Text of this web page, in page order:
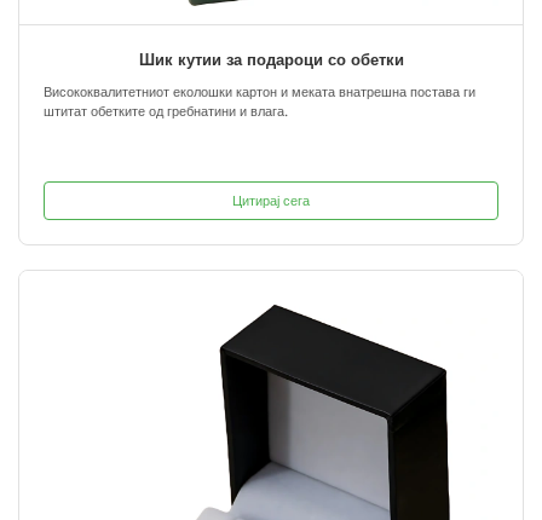
Шик кутии за подароци со обетки
Висококвалитетниот еколошки картон и меката внатрешна постава ги
штитат обетките од гребнатини и влага.
Цитирај сега